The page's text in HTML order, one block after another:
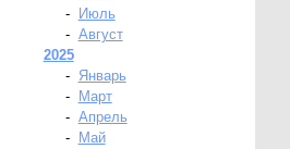
-
Июль
- Август
2025
-
Январь
-
Март
- Апрель
-
Май